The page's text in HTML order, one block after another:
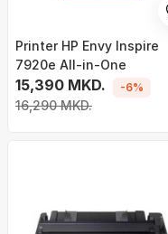
Printer HP Envy Inspire
7920e All-in-One
15,390 MKD.
16,290 MKD.
-6%